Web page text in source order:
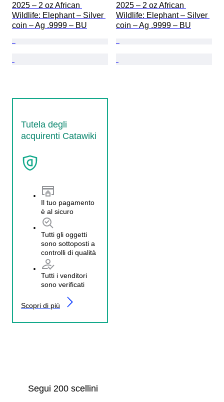
2025 – 2 oz African
Wildlife: Elephant – Silver
coin – Ag .9999 – BU
2025 – 2 oz African
Wildlife: Elephant – Silver
coin – Ag .9999 – BU
Tutela degli
acquirenti Catawiki
Il tuo pagamento
è al sicuro
Tutti gli oggetti
sono sottoposti a
controlli di qualità
Tutti i venditori
sono verificati
Scopri di più
Segui 200 scellini